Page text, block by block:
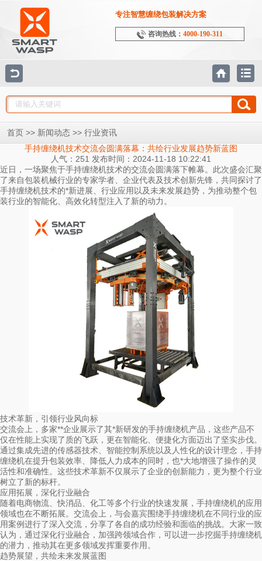
专注智慧缠绕包装解决方案
咨询热线： 4000-190-311
首页 >> 新闻动态 >> 行业资讯
手持缠绕机技术交流会圆满落幕：共绘行业发展趋势新蓝图
人气：251 发布时间：2024-11-18 10:22:41
近日，一场聚焦于手持缠绕机技术的交流会圆满落下帷幕。此次盛会汇聚
了来自包装机械行业的专家学者、企业代表及技术创新先锋，共同探讨了
手持缠绕机技术的*新进展、行业应用以及未来发展趋势，为推动整个包
装行业的智能化、高效化转型注入了新的动力。
技术革新，引领行业风向标
交流会上，多家**企业展示了其*新研发的手持缠绕机产品，这些产品不
仅在性能上实现了质的飞跃，更在智能化、便捷化方面迈出了坚实步伐。
通过集成先进的传感器技术、智能控制系统以及人性化的设计理念，手持
缠绕机在提升包装效率、降低人力成本的同时，也*大地增强了操作的灵
活性和准确性。这些技术革新不仅展示了企业的创新能力，更为整个行业
树立了新的标杆。
应用拓展，深化行业融合
随着电商物流、快消品、化工等多个行业的快速发展，手持缠绕机的应用
领域也在不断拓展。交流会上，与会嘉宾围绕手持缠绕机在不同行业的应
用案例进行了深入交流，分享了各自的成功经验和面临的挑战。大家一致
认为，通过深化行业融合，加强跨领域合作，可以进一步挖掘手持缠绕机
的潜力，推动其在更多领域发挥重要作用。
趋势展望，共绘未来发展蓝图